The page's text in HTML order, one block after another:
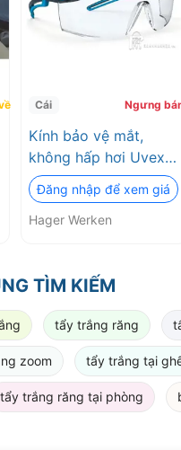
Cái Ngưng
Kính bảo vệ mắt,
không hấp hơi Uvex
Astrospec 2.0/2.1
Hager Werken
Đăng nhập để xem giá
Hager Werken
TÌM KIẾM
tẩy trắng răng
zoom tẩy trắng tại
tẩy trắng răng tại phòng